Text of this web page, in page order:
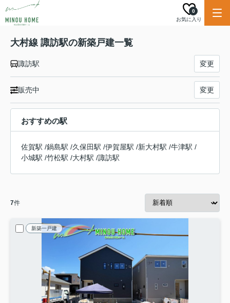
お気に入り
0
大村線 諏訪駅の新築戸建一覧
諏訪駅 変更
販売中 変更
おすすめの駅
佐賀駅 /鍋島駅 /久保田駅 /伊賀屋駅 /新大村駅 /牛津駅 /
小城駅 /竹松駅 /大村駅 /諏訪駅
7件
新築一戸建